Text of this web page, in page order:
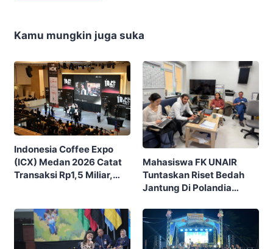
Kamu mungkin juga suka
Indonesia Coffee Expo
(ICX) Medan 2026 Catat
Transaksi Rp1,5 Miliar,
Mahasiswa FK UNAIR
Tuntaskan Riset Bedah
Jantung Di Polandia
SCORE